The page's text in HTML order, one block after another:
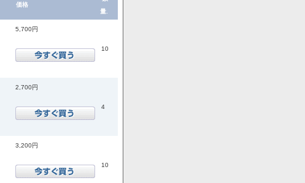
価格
量.
5,700円
10
2,700円
4
3,200円
10